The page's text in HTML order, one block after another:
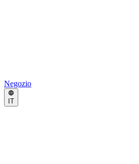
Negozio
IT